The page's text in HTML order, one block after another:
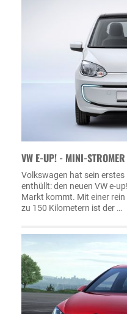
VW E-UP! - MINI-STROMER
Volkswagen hat sein
enthüllt: den neuen VW e-
Markt kommt. Mit einer
zu 150 Kilometern ist der …